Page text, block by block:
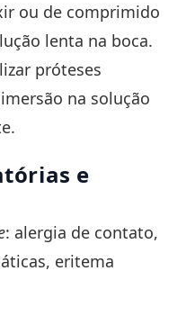
ou de comprimido
lenta na boca.
próteses
na solução
e
: alergia de contato,
eritema